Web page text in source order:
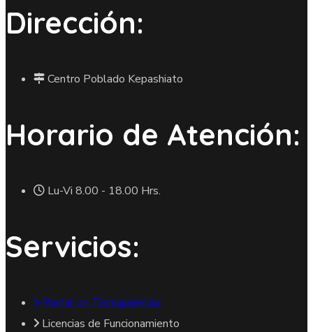
Dirección:
Centro Poblado Kepashiato
Horario de Atención:
Lu-Vi 8.00 - 18.00 Hrs.
Servicios:
Portal de Transparencia
Licencias de Funcionamiento